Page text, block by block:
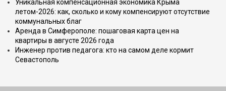
Уникальная компенсационная экономика Крыма
летом-2026: как, сколько и кому компенсируют отсутствие
коммунальных благ
Аренда в Симферополе: пошаговая карта цен на
квартиры в августе 2026 года
Инженер против педагога: кто на самом деле кормит
Севастополь